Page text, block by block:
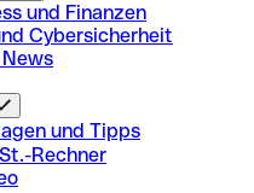
und Finanzen
Cybersicherheit
und Tipps
Rechner